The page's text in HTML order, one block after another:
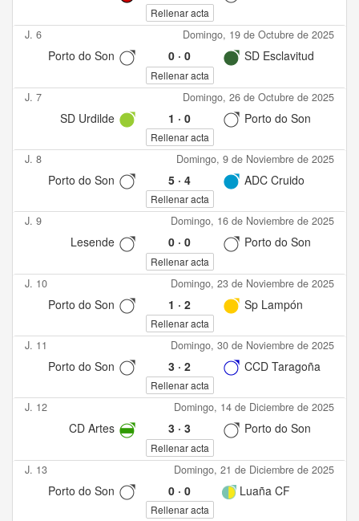
Rellenar acta
J. 6 Domingo, 19 de Octubre de 2025
Porto do Son 0· 0 SD Esclavitud
Rellenar acta
J. 7 Domingo, 26 de Octubre de 2025
SD Urdilde 1 · 0 Porto do Son
Rellenar acta
J. 8 Domingo, 9 de Noviembre de 2025
Porto do Son 5· 4 ADC Cruido
Rellenar acta
J. 9 Domingo, 16 de Noviembre de 2025
Lesende 0· 0 Porto do Son
Rellenar acta
J. 10 Domingo, 23 de Noviembre de 2025
Porto do Son 1 · 2 Sp Lampón
Rellenar acta
J. 11 Domingo, 30 de Noviembre de 2025
Porto do Son 3· 2 CCD Taragoña
Rellenar acta
J. 12 Domingo, 14 de Diciembre de 2025
CD Artes 3· 3 Porto do Son
Rellenar acta
J. 13 Domingo, 21 de Diciembre de 2025
Porto do Son 0· 0 Luaña CF
Rellenar acta